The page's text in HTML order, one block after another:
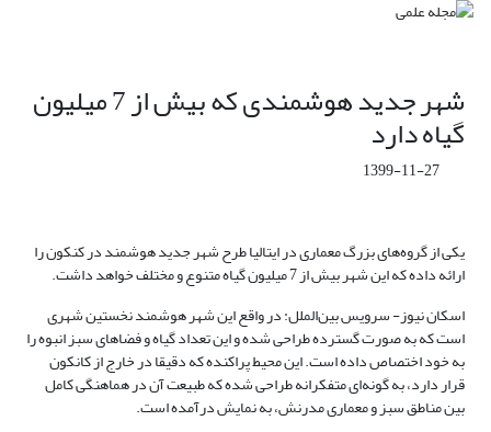
شهر جدید هوشمندی که بیش از 7 میلیون
گیاه دارد
1399-11-27
یکی از گروه‌های بزرگ معماری در ایتالیا طرح شهر جدید هوشمند در کنکون را
ارائه داده که این شهر بیش از 7 میلیون گیاه متنوع و مختلف خواهد داشت.
اسکان نیوز- سرویس بین‌الملل: در واقع این شهر هوشمند نخستین شهری
است که به صورت گسترده طراحی شده و این تعداد گیاه و فضاهای سبز انبوه را
به خود اختصاص داده است. این محیط پراکنده که دقیقا در خارج از کانکون
قرار دارد، به گونه‌ای متفکرانه طراحی شده که طبیعت آن در هماهنگی کامل
بین مناطق سبز و معماری مدرنش، به نمایش درآمده است.